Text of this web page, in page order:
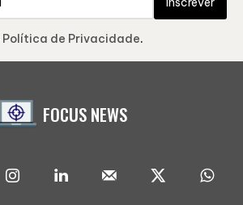
Política de Privacidade.
FOCUS NEWS